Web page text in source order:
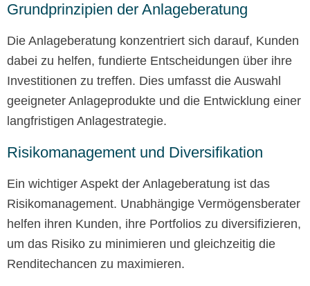
Grundprinzipien der Anlageberatung
Die Anlageberatung konzentriert sich darauf, Kunden
dabei zu helfen, fundierte Entscheidungen über ihre
Investitionen zu treffen. Dies umfasst die Auswahl
geeigneter Anlageprodukte und die Entwicklung einer
langfristigen Anlagestrategie.
Risikomanagement und Diversifikation
Ein wichtiger Aspekt der Anlageberatung ist das
Risikomanagement. Unabhängige Vermögensberater
helfen ihren Kunden, ihre Portfolios zu diversifizieren,
um das Risiko zu minimieren und gleichzeitig die
Renditechancen zu maximieren.